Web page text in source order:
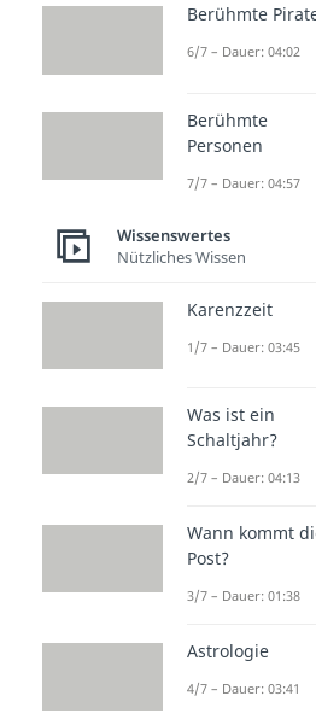
Wortspiele
Diese 20
Begriffen
WLAN,
1. LAN vor der
2. Keine
3. Routerama
4. HotSpotato
Berühmte
6/7 – Dauer: 04:02
Berühmte
Personen
7/7 – Dauer: 04:57
Wissenswertes
Nützliches Wissen
Karenzzeit
1/7 – Dauer: 03:45
Was ist ein
Schaltjahr?
2/7 – Dauer: 04:13
Wann kommt
Post?
3/7 – Dauer: 01:38
Astrologie
4/7 – Dauer: 03:41